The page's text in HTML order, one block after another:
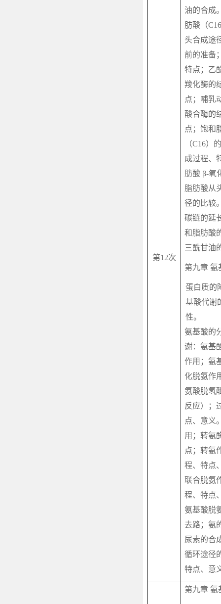
第12次
油的合成
肪酸（C16
头合成途
前的准备
特点；乙
羧化酶的
点；哺乳
酸合酶的
点；饱和
（C16）
成过程、
肪酸 β-氧
脂肪酸从
径的比较
碳链的延
和脂肪酸
三酰甘油
第九章 氨
蛋白质的
基酸代谢
性。
氨基酸的
谢：氨基
作用；氨
化脱氨作
氨酸脱氢
反应）；
点、意义
用；转氨
点；转氨
程、特点
联合脱氨
程、特点
氨基酸脱
去路；氨
尿素的合
循环途径
特点、意
第九章 氨